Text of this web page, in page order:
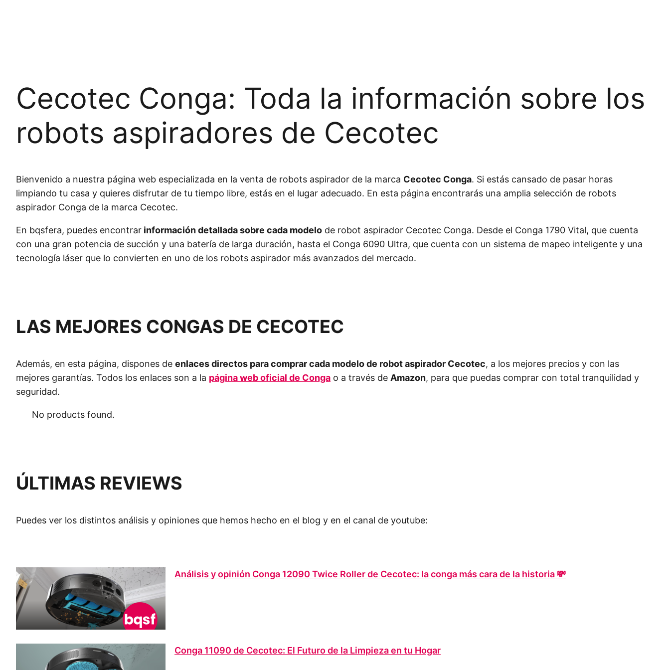
Cecotec Conga: Toda la información sobre los
robots aspiradores de Cecotec
Bienvenido a nuestra página web especializada en la venta de robots aspirador de la marca Cecotec Conga. Si estás cansado de pasar horas
limpiando tu casa y quieres disfrutar de tu tiempo libre, estás en el lugar adecuado. En esta página encontrarás una amplia selección de robots
aspirador Conga de la marca Cecotec.
En bqsfera, puedes encontrar información detallada sobre cada modelo de robot aspirador Cecotec Conga. Desde el Conga 1790 Vital, que cuenta
con una gran potencia de succión y una batería de larga duración, hasta el Conga 6090 Ultra, que cuenta con un sistema de mapeo inteligente y una
tecnología láser que lo convierten en uno de los robots aspirador más avanzados del mercado.
LAS MEJORES CONGAS DE CECOTEC
Además, en esta página, dispones de enlaces directos para comprar cada modelo de robot aspirador Cecotec, a los mejores precios y con las
mejores garantías. Todos los enlaces son a la página web oficial de Conga o a través de Amazon, para que puedas comprar con total tranquilidad y
seguridad.
No products found.
ÚLTIMAS REVIEWS
Puedes ver los distintos análisis y opiniones que hemos hecho en el blog y en el canal de youtube:
Análisis y opinión Conga 12090 Twice Roller de Cecotec: la conga más cara de la historia 💸
Conga 11090 de Cecotec: El Futuro de la Limpieza en tu Hogar